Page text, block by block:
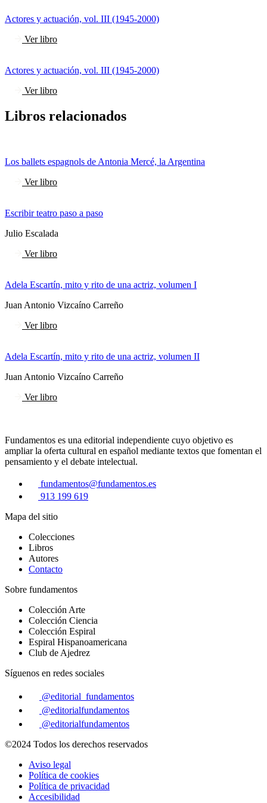
Actores y actuación, vol. III (1945-2000)
Ver libro
Actores y actuación, vol. III (1945-2000)
Ver libro
Libros relacionados
Los ballets espagnols de Antonia Mercé, la Argentina
Ver libro
Escribir teatro paso a paso
Julio Escalada
Ver libro
Adela Escartín, mito y rito de una actriz, volumen I
Juan Antonio Vizcaíno Carreño
Ver libro
Adela Escartín, mito y rito de una actriz, volumen II
Juan Antonio Vizcaíno Carreño
Ver libro
Fundamentos es una editorial independiente cuyo objetivo es
ampliar la oferta cultural en español mediante textos que fomentan el
pensamiento y el debate intelectual.
fundamentos@fundamentos.es
913 199 619
Mapa del sitio
Colecciones
Libros
Autores
Contacto
Sobre fundamentos
Colección Arte
Colección Ciencia
Colección Espiral
Espiral Hispanoamericana
Club de Ajedrez
Síguenos en redes sociales
@editorial_fundamentos
@editorialfundamentos
@editorialfundamentos
©2024 Todos los derechos reservados
Aviso legal
Política de cookies
Política de privacidad
Accesibilidad